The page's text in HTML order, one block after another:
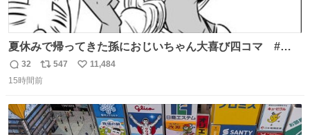
夏休みで帰ってきた孫におじいちゃん大喜び四コマ #四
コマ漫画 #Web漫画 #漫画が読めるハッシュタグ
返
信
32
リ
ポ
ト
数
547
い
数
11,484
15時間前